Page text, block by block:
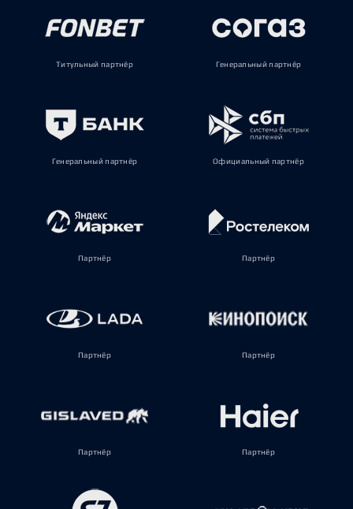
Титульный партнёр Генеральный партнёр
Генеральный партнёр Официальный партнёр
Партнёр Партнёр
Партнёр Партнёр
Партнёр Партнёр